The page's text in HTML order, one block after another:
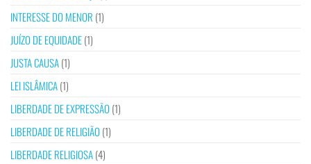
INTERESSE DO MENOR (1)
JUÍZO DE EQUIDADE(1)
JUSTA CAUSA(1)
LEI ISLÂMICA(1)
LIBERDADE DE EXPRESSÃO (1)
LIBERDADE DE RELIGIÃO (1)
LIBERDADE RELIGIOSA(4)